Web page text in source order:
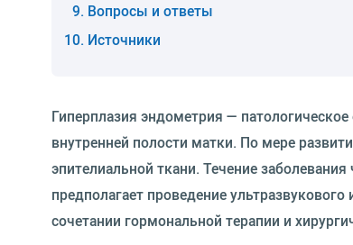
Вопросы и ответы
Источники
Гиперплазия эндометрия —
внутренней полости матки. По мере
эпителиальной ткани. Течение
предполагает проведение
сочетании гормональной терапии и